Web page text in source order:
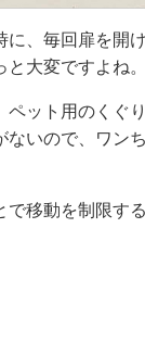
に、毎回扉を開
大変ですよね。
ペット用のくぐ
ないので、ワン
で移動を制限す